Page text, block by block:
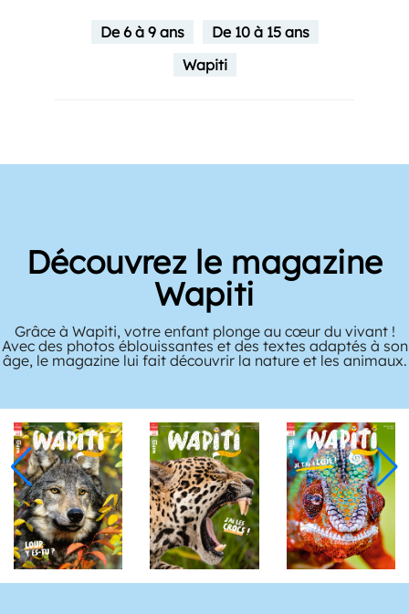
De 6 à 9 ans
De 10 à 15 ans
Wapiti
Découvrez le magazine
Wapiti
Grâce à Wapiti, votre enfant plonge au cœur du vivant !
Avec des photos éblouissantes et des textes adaptés à son
âge, le magazine lui fait découvrir la nature et les animaux.